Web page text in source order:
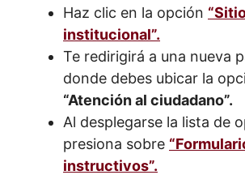
Haz clic en la opción
institucional”.
Te redirigirá a una nueva
donde debes ubicar la
“Atención al ciudadano”.
Al desplegarse la lista de
presiona sobre
instructivos”.